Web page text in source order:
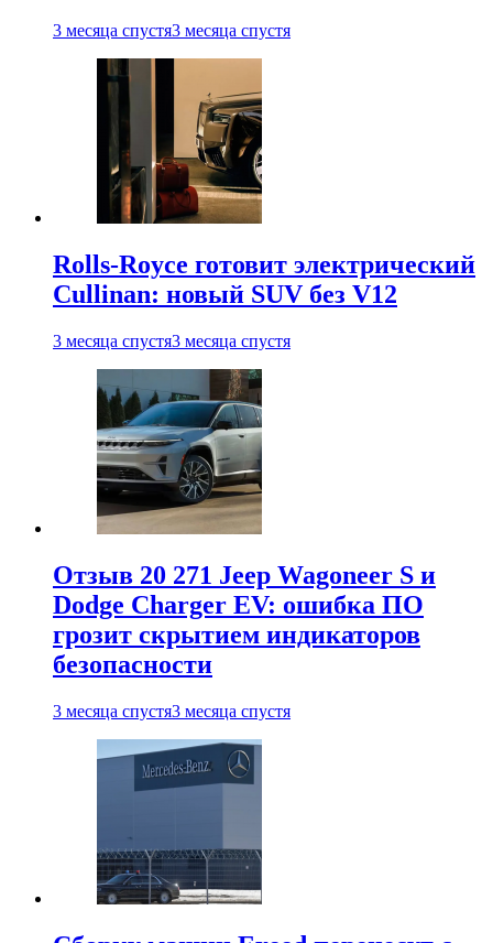
3 месяца спустя3 месяца спустя
Rolls-Royce готовит электрический
Cullinan: новый SUV без V12
3 месяца спустя3 месяца спустя
Отзыв 20 271 Jeep Wagoneer S и
Dodge Charger EV: ошибка ПО
грозит скрытием индикаторов
безопасности
3 месяца спустя3 месяца спустя